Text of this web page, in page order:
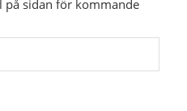
på sidan för kommande